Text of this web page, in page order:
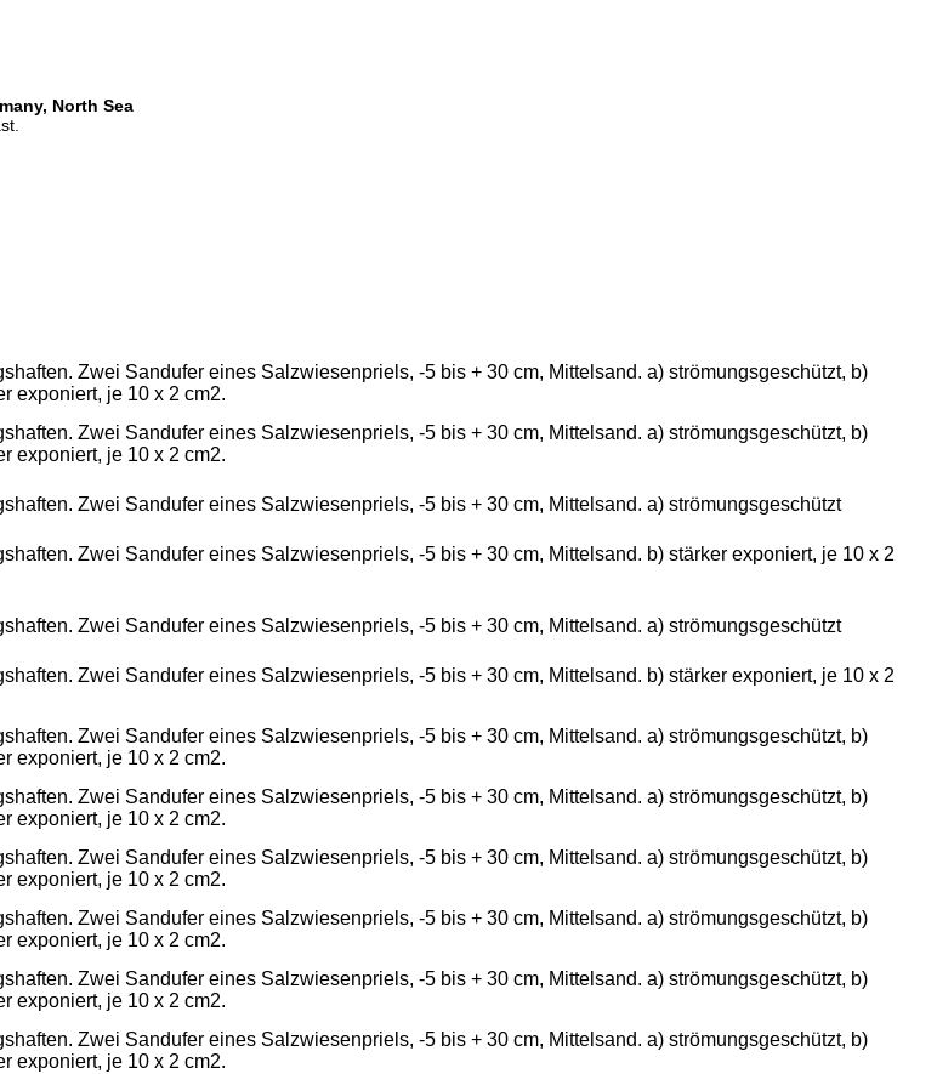
North Sea
Zwei Sandufer eines Salzwiesenpriels, -5 bis + 30 cm, Mittelsand. a) strömungsgeschützt, b)
exponiert, je 10 x 2 cm2.
Zwei Sandufer eines Salzwiesenpriels, -5 bis + 30 cm, Mittelsand. a) strömungsgeschützt, b)
exponiert, je 10 x 2 cm2.
Zwei Sandufer eines Salzwiesenpriels, -5 bis + 30 cm, Mittelsand. a) strömungsgeschützt
Zwei Sandufer eines Salzwiesenpriels, -5 bis + 30 cm, Mittelsand. b) stärker exponiert, je 10 x 2
Zwei Sandufer eines Salzwiesenpriels, -5 bis + 30 cm, Mittelsand. a) strömungsgeschützt
Zwei Sandufer eines Salzwiesenpriels, -5 bis + 30 cm, Mittelsand. b) stärker exponiert, je 10 x 2
Zwei Sandufer eines Salzwiesenpriels, -5 bis + 30 cm, Mittelsand. a) strömungsgeschützt, b)
exponiert, je 10 x 2 cm2.
Zwei Sandufer eines Salzwiesenpriels, -5 bis + 30 cm, Mittelsand. a) strömungsgeschützt, b)
exponiert, je 10 x 2 cm2.
Zwei Sandufer eines Salzwiesenpriels, -5 bis + 30 cm, Mittelsand. a) strömungsgeschützt, b)
exponiert, je 10 x 2 cm2.
Zwei Sandufer eines Salzwiesenpriels, -5 bis + 30 cm, Mittelsand. a) strömungsgeschützt, b)
exponiert, je 10 x 2 cm2.
Zwei Sandufer eines Salzwiesenpriels, -5 bis + 30 cm, Mittelsand. a) strömungsgeschützt, b)
exponiert, je 10 x 2 cm2.
Zwei Sandufer eines Salzwiesenpriels, -5 bis + 30 cm, Mittelsand. a) strömungsgeschützt, b)
exponiert, je 10 x 2 cm2.